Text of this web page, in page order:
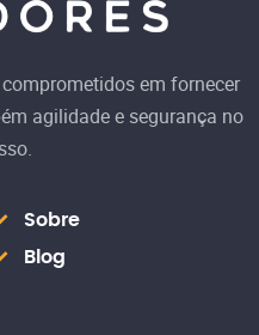
em fornecer
agilidade e segurança no
Sobre
Blog